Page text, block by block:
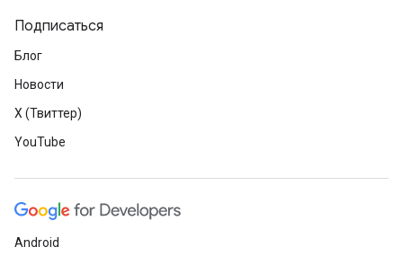
Подписаться
Блог
Новости
X (Твиттер)
YouTube
Android